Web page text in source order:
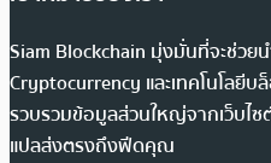
Siam Blockchain มุ่งมั่นที่จะช่วย
Cryptocurrency และเทคโนโลยีบ
รวบรวมข้อมูลส่วนใหญ่จากเว็บไซ
แปลส่งตรงถึงฟีดคุณ